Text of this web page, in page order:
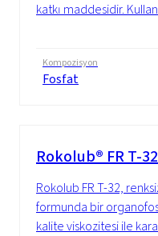
katkı maddesidir.
Kompozisyon
Fosfat
Rokolub® FR T-32
Rokolub FR T-32,
formunda bir
kalite viskozitesi ile